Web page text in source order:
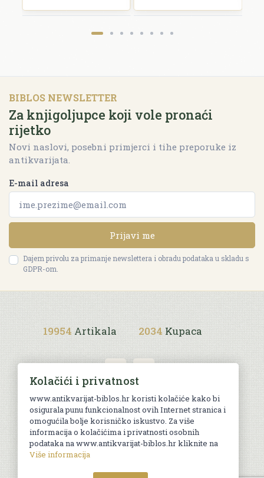
BIBLOS NEWSLETTER
Za knjigoljupce koji vole pronaći
rijetko
Novi naslovi, posebni primjerci i tihe preporuke iz
antikvarijata.
E-mail adresa
Prijavi me
Dajem privolu za primanje newslettera i obradu podataka u skladu s
GDPR-om.
19954 Artikala 2034 Kupaca
Uvjeti kupnje
© Sva prava pridržana. Web by
Kolačići i privatnost
www.antikvarijat-biblos.hr koristi kolačiće kako bi
osigurala punu funkcionalnost ovih Internet stranica i
omogućila bolje korisničko iskustvo. Za više
informacija o kolačićima i privatnosti osobnih
podataka na www.antikvarijat-biblos.hr kliknite na
Više informacija